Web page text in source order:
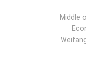
Middle